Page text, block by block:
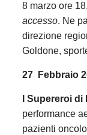
8 marzo ore
accesso. Ne
direzione
Goldone,
27 Febbraio
I Supereroi
performance
pazienti